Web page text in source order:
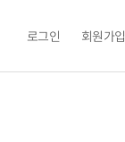
로그인 회원가입